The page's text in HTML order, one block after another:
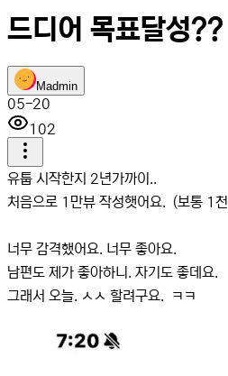
드디어 목표달성??
Madmin
05-20
102
유툽 시작한지 2년가까이..
처음으로 1만뷰 작성햇어요. (보통 1
너무 감격했어요. 너무 좋아요.
남편도 제가 좋아하니. 자기도 좋데요.
그래서 오늘. ㅅㅅ 할려구요. ㅋㅋ